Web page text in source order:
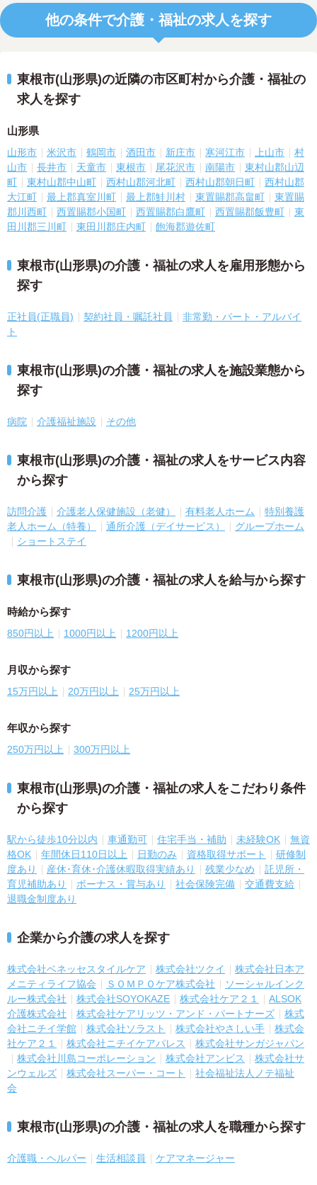
他の条件で介護・福祉の求人を探す
東根市(山形県)の近隣の市区町村から介護・福祉の
求人を探す
山形県
山形市 米沢市 鶴岡市 酒田市 新庄市 寒河江市 上山市
村
山市
長井市 天童市 東根市 尾花沢市 南陽市
東村山郡山辺
町
東村山郡中山町 西村山郡河北町 西村山郡朝日町
西村山郡
大江町
最上郡真室川町 最上郡鮭川村 東置賜郡高畠町
東置賜
郡川西町
西置賜郡小国町 西置賜郡白鷹町 西置賜郡飯豊町
東
田川郡三川町
東田川郡庄内町 飽海郡遊佐町
東根市(山形県)の介護・福祉の求人を雇用形態から
探す
正社員(正職員) 契約社員・嘱託社員
非常勤・パート・アルバイ
ト
東根市(山形県)の介護・福祉の求人を施設業態から
探す
病院 介護福祉施設 その他
東根市(山形県)の介護・福祉の求人をサービス内容
から探す
訪問介護 介護老人保健施設（老健） 有料老人ホーム
特別養護
老人ホーム（特養）
通所介護（デイサービス）
グループホーム
ショートステイ
東根市(山形県)の介護・福祉の求人を給与から探す
時給から探す
850円以上 1000円以上 1200円以上
月収から探す
15万円以上 20万円以上 25万円以上
年収から探す
250万円以上 300万円以上
東根市(山形県)の介護・福祉の求人をこだわり条件
から探す
駅から徒歩10分以内 車通勤可 住宅手当・補助 未経験OK
無資
格OK
年間休日110日以上 日勤のみ 資格取得サポート
研修制
度あり
産休･育休･介護休暇取得実績あり 残業少なめ
託児所・
育児補助あり
ボーナス・賞与あり 社会保険完備
交通費支給
退職金制度あり
企業から介護の求人を探す
株式会社ベネッセスタイルケア 株式会社ツクイ
株式会社日本ア
メニティライフ協会
ＳＯＭＰＯケア株式会社
ソーシャルインク
ルー株式会社
株式会社SOYOKAZE 株式会社ケア２１
ALSOK
介護株式会社
株式会社ケアリッツ・アンド・パートナーズ
株式
会社ニチイ学館
株式会社ソラスト 株式会社やさしい手
株式会
社ケア２１
株式会社ニチイケアパレス
株式会社サンガジャパン
株式会社川島コーポレーション
株式会社アンビス
株式会社サ
ンウェルズ
株式会社スーパー・コート
社会福祉法人ノテ福祉
会
東根市(山形県)の介護・福祉の求人を職種から探す
介護職・ヘルパー 生活相談員 ケアマネージャー